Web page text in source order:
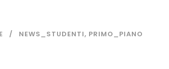
NEWS_STUDENTI, PRIMO_PIANO